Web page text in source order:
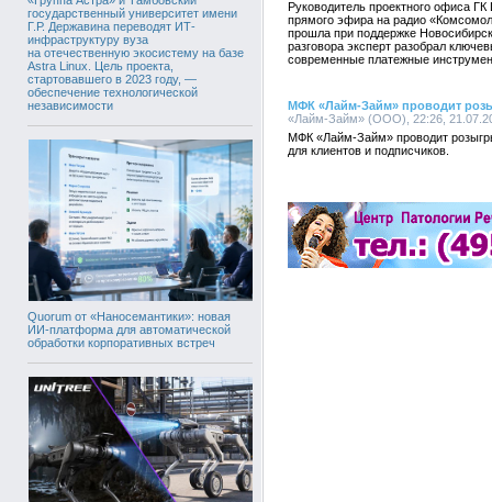
государственный университет имени
Г.Р. Державина переводят ИТ-
инфраструктуру вуза
на отечественную экосистему на базе
Astra Linux. Цель проекта,
стартовавшего в 2023 году, —
обеспечение технологической
независимости
Quorum от «Наносемантики»: новая
ИИ-платформа для автоматической
обработки корпоративных встреч
Руководитель проектного офиса
прямого эфира на радио
прошла при поддержке
разговора эксперт разобрал
современные платежные
МФК «Лайм-Займ» проводит
«Лайм-Займ» (ООО), 22:26,
МФК «Лайм-Займ» проводит
для клиентов и подписчиков.